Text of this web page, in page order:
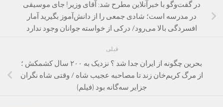
در گفت‌وگو با خبرآنلاین مطرح شد: آقای وزیر! جای موسیقی
در مدرسه است؛ شادی جمعی را از دانش‌آموز بگیرید آمار
افسردگی بالا می‌رود/ درکی از خواسته جوانان وجود ندارد
قبلی
بحرین چگونه از ایران جدا شد ؟ نزدیک به ۲۰۰ سال کشمکش ؛
از مرگ کریم‌خان زند تا مصاحبه عجیب شاه / وقتی شاه نگران
جزایر سه‌گانه بود (فیلم)